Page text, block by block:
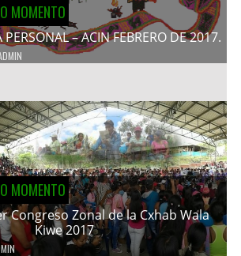
MOMENTO
PERSONAL – ACIN FEBRERO DE 2017.
MOMENTO
Congreso Zonal de la Cxhab Wala
Kiwe 2017